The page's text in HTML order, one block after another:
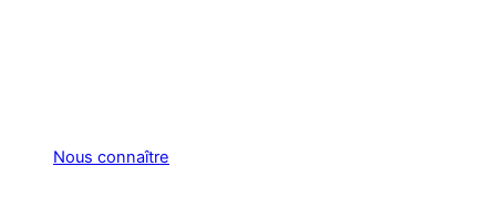
Nous connaître